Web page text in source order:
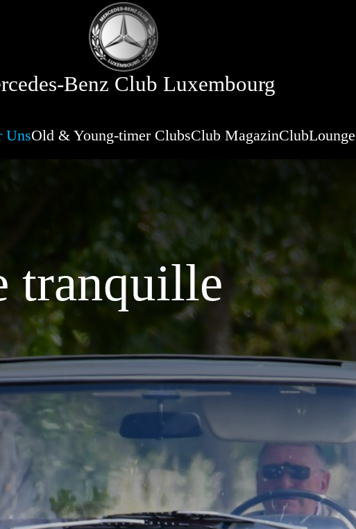
Benz Club Luxembourg
UnsOld & Young-timer ClubsClub MagazinClubLounge
tranquille